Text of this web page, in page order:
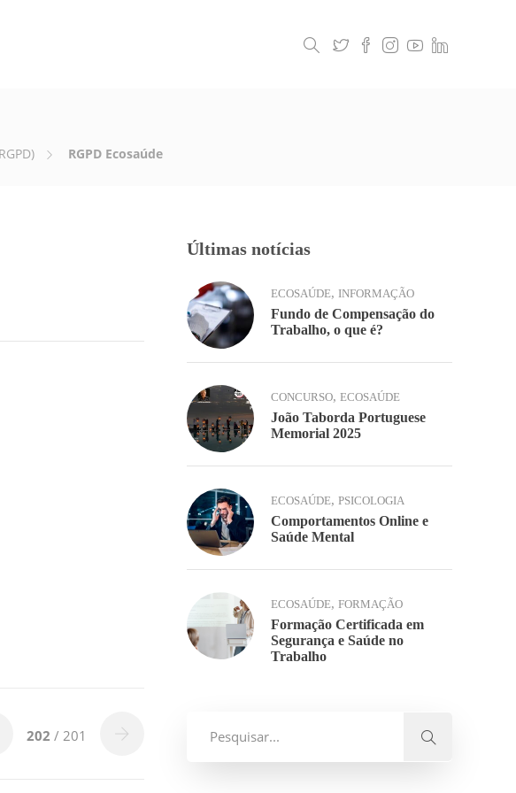
RGPD Ecosaúde
202 / 201
Últimas notícias
ECOSAÚDE, INFORMAÇÃO
Fundo de Compensação do
Trabalho, o que é?
CONCURSO, ECOSAÚDE
João Taborda Portuguese
Memorial 2025
ECOSAÚDE, PSICOLOGIA
Comportamentos Online e
Saúde Mental
ECOSAÚDE, FORMAÇÃO
Formação Certificada em
Segurança e Saúde no
Trabalho